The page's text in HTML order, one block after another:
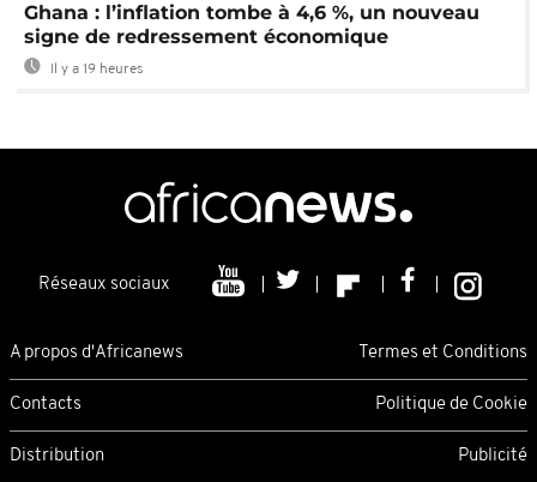
Ghana : l’inflation tombe à 4,6 %, un nouveau
signe de redressement économique
Il y a 19 heures
Réseaux sociaux
A propos d'Africanews Termes et Conditions
Contacts Politique de Cookie
Distribution Publicité